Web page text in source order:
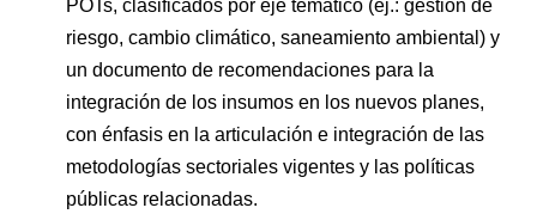
POTs, clasificados por eje temático (ej.: gestión de
riesgo, cambio climático, saneamiento ambiental) y
un documento de recomendaciones para la
integración de los insumos en los nuevos planes,
con énfasis en la articulación e integración de las
metodologías sectoriales vigentes y las políticas
públicas relacionadas.